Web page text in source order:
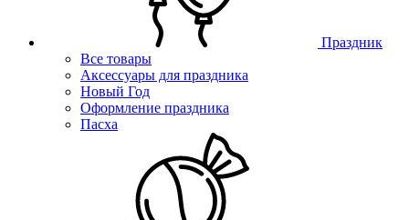
Праздник
Все товары
Аксессуары для праздника
Новый Год
Оформление праздника
Пасха